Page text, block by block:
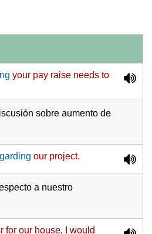
your pay raise needs to
sobre aumento de
our project.
a nuestro
for our house, I would